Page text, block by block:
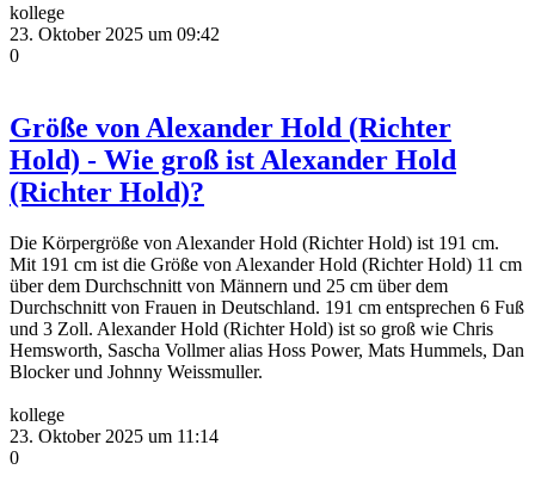
kollege
23. Oktober 2025 um 09:42
0
Größe von Alexander Hold (Richter
Hold) - Wie groß ist Alexander Hold
(Richter Hold)?
Die Körpergröße von Alexander Hold (Richter Hold) ist 191 cm.
Mit 191 cm ist die Größe von Alexander Hold (Richter Hold) 11 cm
über dem Durchschnitt von Männern und 25 cm über dem
Durchschnitt von Frauen in Deutschland. 191 cm entsprechen 6 Fuß
und 3 Zoll. Alexander Hold (Richter Hold) ist so groß wie Chris
Hemsworth, Sascha Vollmer alias Hoss Power, Mats Hummels, Dan
Blocker und Johnny Weissmuller.
kollege
23. Oktober 2025 um 11:14
0